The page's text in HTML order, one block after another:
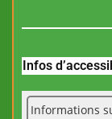
Infos
Informations